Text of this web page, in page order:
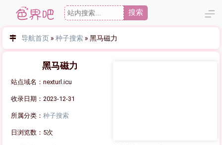
搜索
导航首页 » 种子搜索 » 黑马磁力
黑马磁力
站点域名：nexturl.icu
收录日期：2023-12-31
所属分类： 种子搜索
日浏览数：5次